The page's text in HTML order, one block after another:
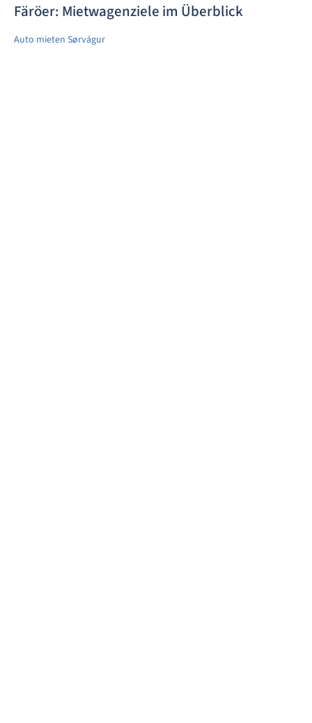
Färöer: Mietwagenziele im Überblick
Auto mieten Sørvágur